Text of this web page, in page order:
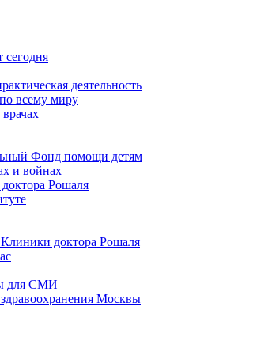
сегодня
деятельность
всему миру
Фонд помощи детям
и войнах
Рошаля
доктора Рошаля
для СМИ
Москвы